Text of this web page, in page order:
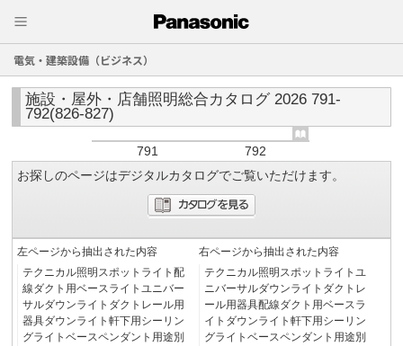
電気・建築設備（ビジネス）
施設・屋外・店舗照明総合カタログ 2026 791-
792(826-827)
791
792
お探しのページはデジタルカタログでご覧いただけます。
左ページから抽出された内容
テクニカル照明スポットライト配
線ダクト用ベースライトユニバー
サルダウンライトダクトレール用
器具ダウンライト軒下用シーリン
グライトベースペンダント用途別
右ページから抽出された内容
テクニカル照明スポットライトユ
ニバーサルダウンライトダクトレ
ール用器具配線ダクト用ベースラ
イトダウンライト軒下用シーリン
グライトベースペンダント用途別